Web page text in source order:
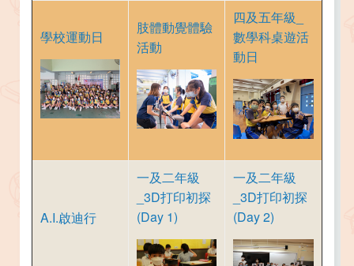
學校運動日
肢體動覺體驗
活動
四及五年級_
數學科桌遊活
動日
A.I.啟迪行
一及二年級
_3D打印初探
(Day 1)
一及二年級
_3D打印初探
(Day 2)